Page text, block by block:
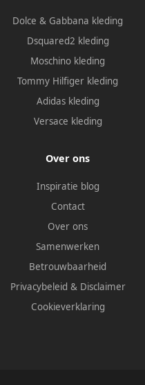
Dolce & Gabbana kleding
Dsquared2 kleding
Moschino kleding
Tommy Hilfiger kleding
Adidas kleding
Versace kleding
Over ons
Inspiratie blog
Contact
Over ons
Samenwerken
Betrouwbaarheid
Privacybeleid & Disclaimer
Cookieverklaring